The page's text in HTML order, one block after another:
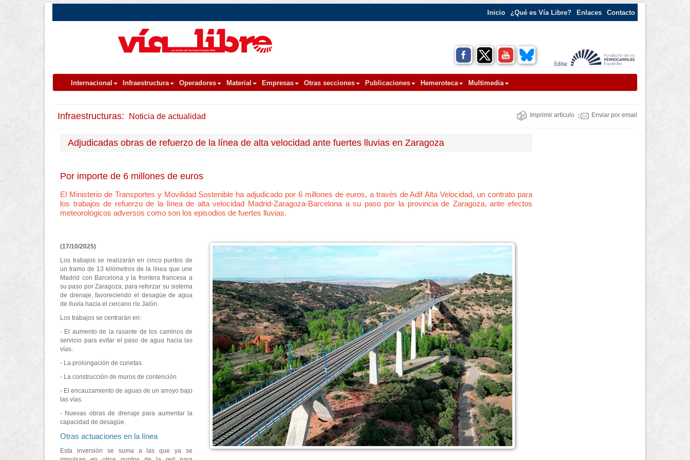
Inicio ¿Qué es Vía Libre? Enlaces Contacto
Internacional Infraestructura Operadores Material Empresas Otras secciones Publicaciones Hemeroteca Multimedia
Infraestructuras: Noticia de actualidad Imprimir artículo Enviar por email
Adjudicadas obras de refuerzo de la línea de alta velocidad ante fuertes lluvias en Zaragoza
Por importe de 6 millones de euros
El Ministerio de Transportes y Movilidad Sostenible ha adjudicado por 6 millones de euros, a través de Adif Alta Velocidad, un contrato para
los trabajos de refuerzo de la línea de alta velocidad Madrid-Zaragoza-Barcelona a su paso por la provincia de Zaragoza, ante efectos
meteorológicos adversos como son los episodios de fuertes lluvias.
(17/10/2025)
Los trabajos se realizarán en cinco puntos de
un tramo de 13 kilómetros de la línea que une
Madrid con Barcelona y la frontera francesa a
su paso por Zaragoza, para reforzar su sistema
de drenaje, favoreciendo el desagüe de agua
de lluvia hacia el cercano río Jalón.
Los trabajos se centrarán en:
- El aumento de la rasante de los caminos de
servicio para evitar el paso de agua hacia las
vías.
- La prolongación de cunetas.
- La construcción de muros de contención
- El encauzamiento de aguas de un arroyo bajo
las vías.
- Nuevas obras de drenaje para aumentar la
capacidad de desagüe.
Otras actuaciones en la línea
Esta inversión se suma a las que ya se